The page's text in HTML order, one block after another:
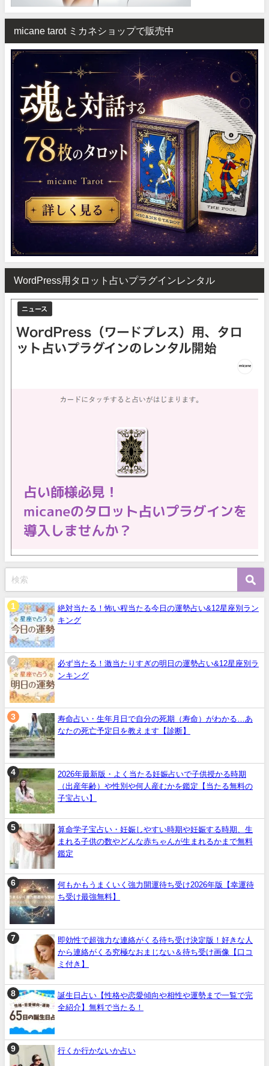
micane tarot ミカネショップで販売中
WordPress用タロット占いプラグインレンタル
絶対当たる！怖い程当たる今日の運勢占い&12星座別ラン
キング
必ず当たる！激当たりすぎの明日の運勢占い&12星座別ラ
ンキング
寿命占い・生年月日で自分の死期（寿命）がわかる…あ
なたの死亡予定日を教えます【診断】
2026年最新版・よく当たる妊娠占いで子供授かる時期
（出産年齢）や性別や何人産むかを鑑定【当たる無料の
子宝占い】
算命学子宝占い・妊娠しやすい時期や妊娠する時期、生
まれる子供の数やどんな赤ちゃんが生まれるかまで無料
鑑定
何もかもうまくいく強力開運待ち受け2026年版【幸運待
ち受け最強無料】
即効性で超強力な連絡がくる待ち受け決定版！好きな人
から連絡がくる究極なおまじない＆待ち受け画像【口コ
ミ付き】
誕生日占い【性格や恋愛傾向や相性や運勢まで一覧で完
全紹介】無料で当たる！
行くか行かないか占い